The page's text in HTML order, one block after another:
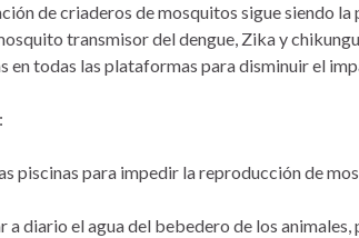
de criaderos de mosquitos sigue siendo
transmisor del dengue, Zika y
en todas las plataformas para disminuir el
piscinas para impedir la reproducción de
a diario el agua del bebedero de los